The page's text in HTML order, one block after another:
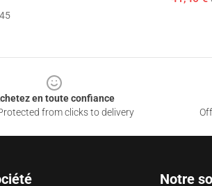
en toute confiance
from clicks to delivery
Notre